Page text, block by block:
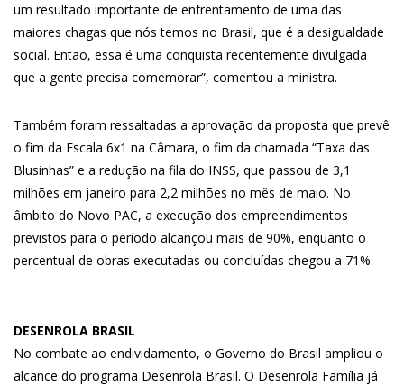
um resultado importante de enfrentamento de uma das
maiores chagas que nós temos no Brasil, que é a desigualdade
social. Então, essa é uma conquista recentemente divulgada
que a gente precisa comemorar”, comentou a ministra.
Também foram ressaltadas a aprovação da proposta que prevê
o fim da Escala 6x1 na Câmara, o fim da chamada “Taxa das
Blusinhas” e a redução na fila do INSS, que passou de 3,1
milhões em janeiro para 2,2 milhões no mês de maio. No
âmbito do Novo PAC, a execução dos empreendimentos
previstos para o período alcançou mais de 90%, enquanto o
percentual de obras executadas ou concluídas chegou a 71%.
DESENROLA BRASIL
No combate ao endividamento, o Governo do Brasil ampliou o
alcance do programa Desenrola Brasil. O Desenrola Família já